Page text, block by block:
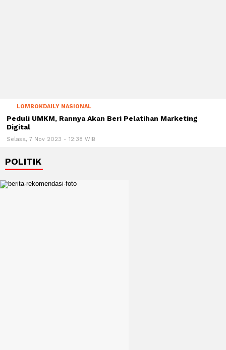
LOMBOKDAILY NASIONAL
Peduli UMKM, Rannya Akan Beri Pelatihan Marketing
Digital
Selasa, 7 Nov 2023 - 12:38 WIB
POLITIK